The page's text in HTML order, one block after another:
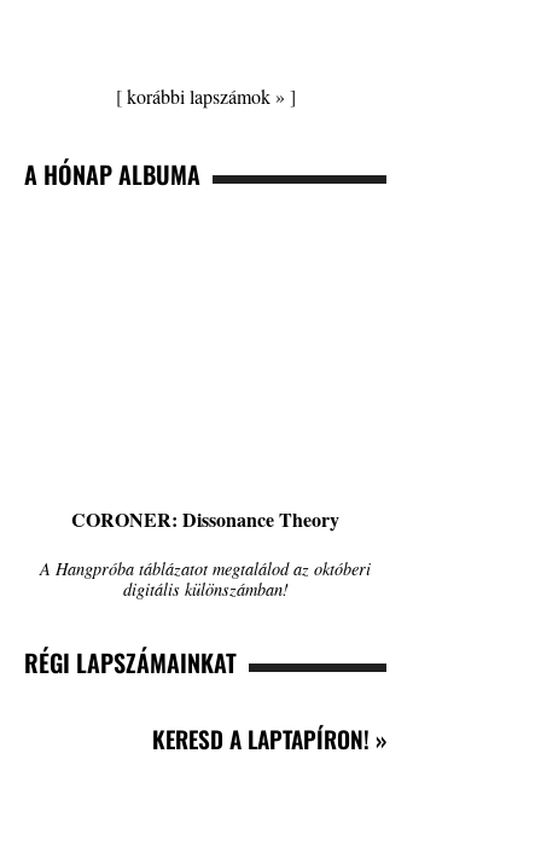
[korábbi lapszámok » ]
A HÓNAP ALBUMA
CORONER: Dissonance Theory
A Hangpróba táblázatot megtalálod az októberi
digitális különszámban!
RÉGI LAPSZÁMAINKAT
KERESD A LAPTAPÍRON! »